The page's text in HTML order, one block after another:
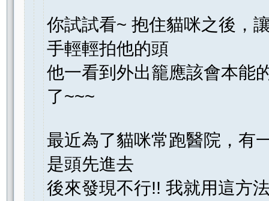
你試試看~ 抱住貓咪之後，
手輕輕拍他的頭
他一看到外出籠應該會本能
了~~~
最近為了貓咪常跑醫院，有
是頭先進去
後來發現不行!! 我就用這方